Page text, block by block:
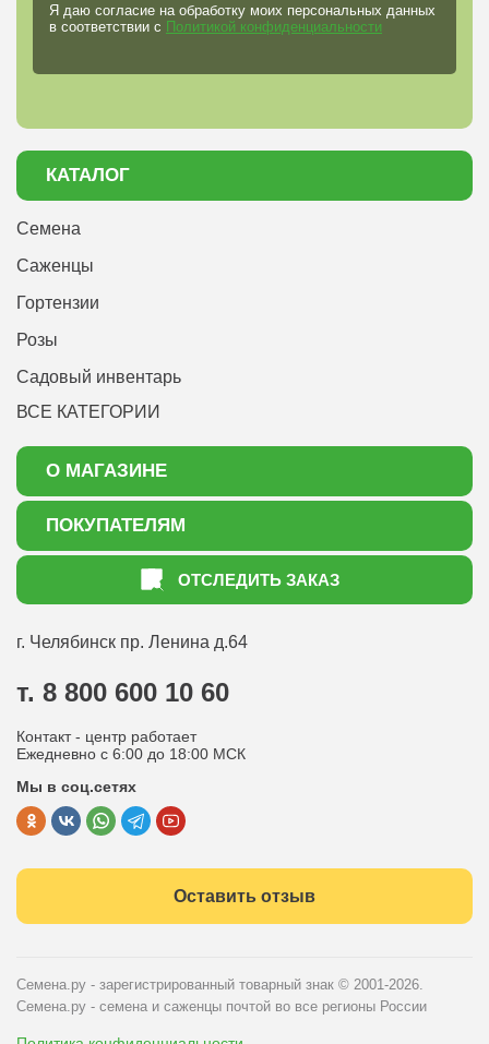
Я даю согласие на обработку моих персональных данных
в соответствии с Политикой конфиденциальности
КАТАЛОГ
Семена
Саженцы
Гортензии
Розы
Садовый инвентарь
ВСЕ КАТЕГОРИИ
О МАГАЗИНЕ
О нас
Акции
ПОКУПАТЕЛЯМ
Как оформить заказ
Статьи садоводу
Оптовым покупателям
Политика конфиденциальности
Публичная оферта
ОТСЛЕДИТЬ ЗАКАЗ
г. Челябинск пр. Ленина д.64
т. 8 800 600 10 60
Контакт - центр работает
Ежедневно с 6:00 до 18:00 МСК
Мы в соц.сетях
Оставить отзыв
Семена.ру - зарегистрированный товарный знак © 2001-2026.
Семена.ру - семена и саженцы почтой во все регионы России